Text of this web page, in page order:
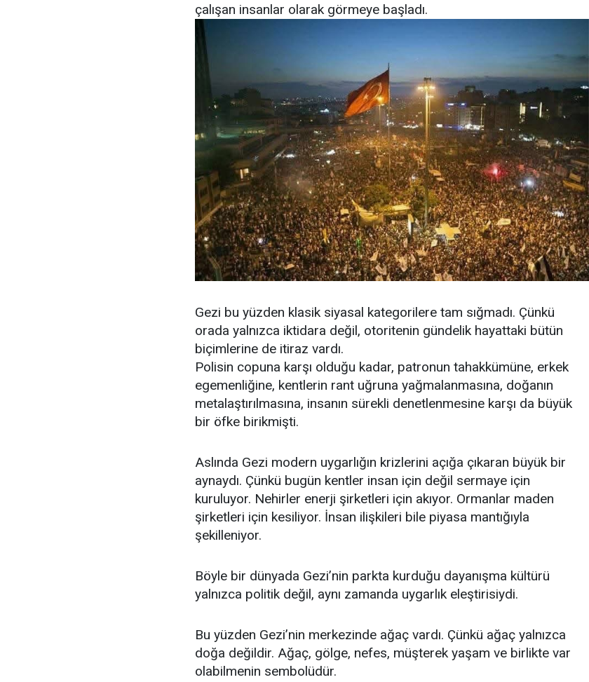
çalışan insanlar olarak görmeye başladı.
Gezi bu yüzden klasik siyasal kategorilere tam sığmadı. Çünkü
orada yalnızca iktidara değil, otoritenin gündelik hayattaki bütün
biçimlerine de itiraz vardı.
Polisin copuna karşı olduğu kadar, patronun tahakkümüne, erkek
egemenliğine, kentlerin rant uğruna yağmalanmasına, doğanın
metalaştırılmasına, insanın sürekli denetlenmesine karşı da büyük
bir öfke birikmişti.
Aslında Gezi modern uygarlığın krizlerini açığa çıkaran büyük bir
aynaydı. Çünkü bugün kentler insan için değil sermaye için
kuruluyor. Nehirler enerji şirketleri için akıyor. Ormanlar maden
şirketleri için kesiliyor. İnsan ilişkileri bile piyasa mantığıyla
şekilleniyor.
Böyle bir dünyada Gezi’nin parkta kurduğu dayanışma kültürü
yalnızca politik değil, aynı zamanda uygarlık eleştirisiydi.
Bu yüzden Gezi’nin merkezinde ağaç vardı. Çünkü ağaç yalnızca
doğa değildir. Ağaç, gölge, nefes, müşterek yaşam ve birlikte var
olabilmenin sembolüdür.